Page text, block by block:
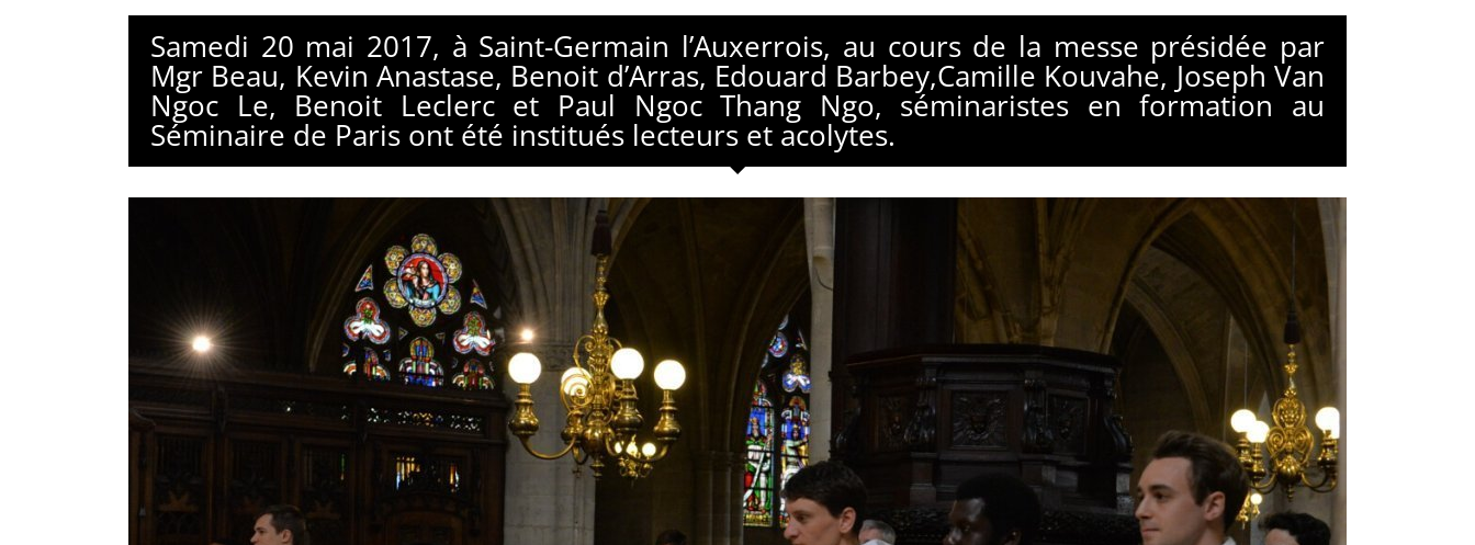
Samedi 20 mai 2017, à Saint-Germain l’Auxerrois, au cours de la messe présidée par
Mgr Beau, Kevin Anastase, Benoit d’Arras, Edouard Barbey,Camille Kouvahe, Joseph Van
Ngoc Le, Benoit Leclerc et Paul Ngoc Thang Ngo, séminaristes en formation au
Séminaire de Paris ont été institués lecteurs et acolytes.